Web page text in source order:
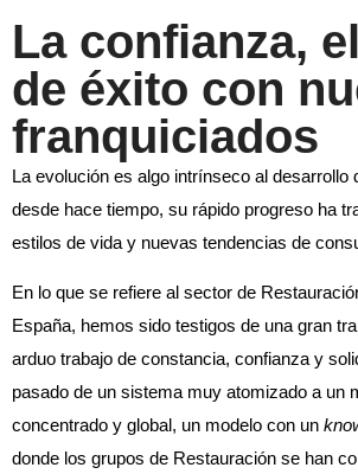
La confianza,
de éxito con
franquiciados
La evolución es algo intrínseco al desarrollo
desde hace tiempo, su rápido progreso ha
estilos de vida y nuevas tendencias de
En lo que se refiere al sector de
España, hemos sido testigos de una gran
arduo trabajo de constancia, confianza y
pasado de un sistema muy atomizado a un
concentrado y global, un modelo con un
donde los grupos de Restauración se han